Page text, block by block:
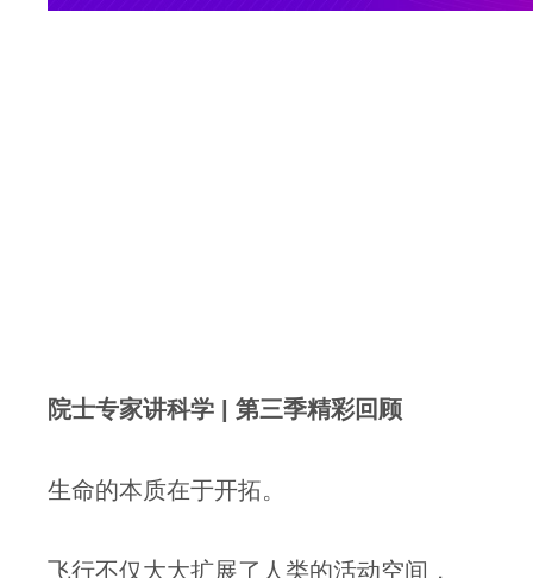
院士专家讲科学 | 第三季精彩回顾
生命的本质在于开拓。
飞行不仅大大扩展了人类的活动空间，